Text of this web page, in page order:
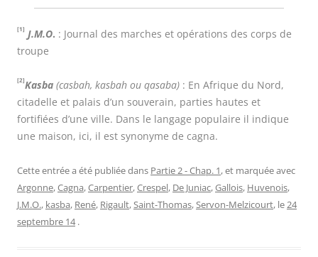
[1] J.M.O. : Journal des marches et opérations des corps de
troupe
[2]Kasba (casbah, kasbah ou qasaba) : En Afrique du Nord,
citadelle et palais d’un souverain, parties hautes et
fortifiées d’une ville. Dans le langage populaire il indique
une maison, ici, il est synonyme de cagna.
Cette entrée a été publiée dans Partie 2 - Chap. 1, et marquée avec
Argonne,Cagna,Carpentier,Crespel, De Juniac,Gallois, Huvenois,
J.M.O., kasba, René, Rigault,Saint-Thomas,Servon-Melzicourt, le24
septembre 14 .